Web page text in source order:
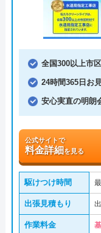
全国300以上市
24時間365日お
安心実直の明朗
公式サイトで
料金詳細を見る
駆けつけ時間
出張見積もり
作業料金